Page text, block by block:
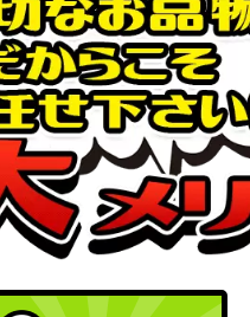
1-041】
バンダイ
（ソードア
ン）
1-068】
バンダイ
（学園ア
バンダイ
（コードギ
ーシュ
（